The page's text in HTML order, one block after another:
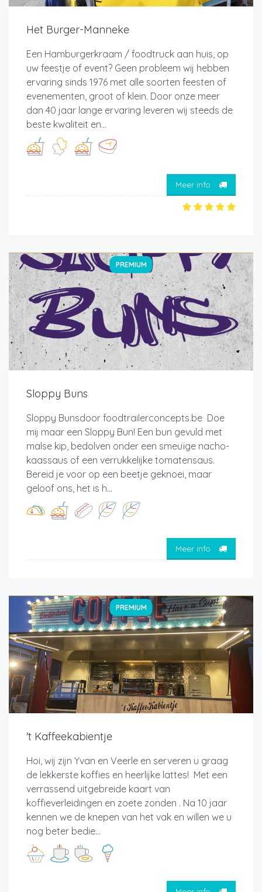
Het Burger-Manneke
Een Hamburgerkraam / foodtruck aan huis, op
uw feestje of event? Geen probleem wij hebben
ervaring sinds 1976 met alle soorten feesten of
evenementen, groot of klein. Door onze meer
dan 40 jaar lange ervaring leveren wij steeds de
beste kwaliteit en...
Meer info
PREMIUM
Sloppy Buns
Sloppy Bunsdoor foodtrailerconcepts.be Doe
mij maar een Sloppy Bun! Een bun gevuld met
malse kip, bedolven onder een smeuïge nacho-
kaassaus of een verrukkelijke tomatensaus.
Bereid je voor op een beetje geknoei, maar
geloof ons, het is h...
Meer info
PREMIUM
't Kaffeekabientje
Hoi, wij zijn Yvan en Veerle en serveren u graag
de lekkerste koffies en heerlijke lattes! Met een
verrassend uitgebreide kaart van
koffieverleidingen en zoete zonden . Na 10 jaar
kennen we de knepen van het vak en willen we u
nog beter bedie...